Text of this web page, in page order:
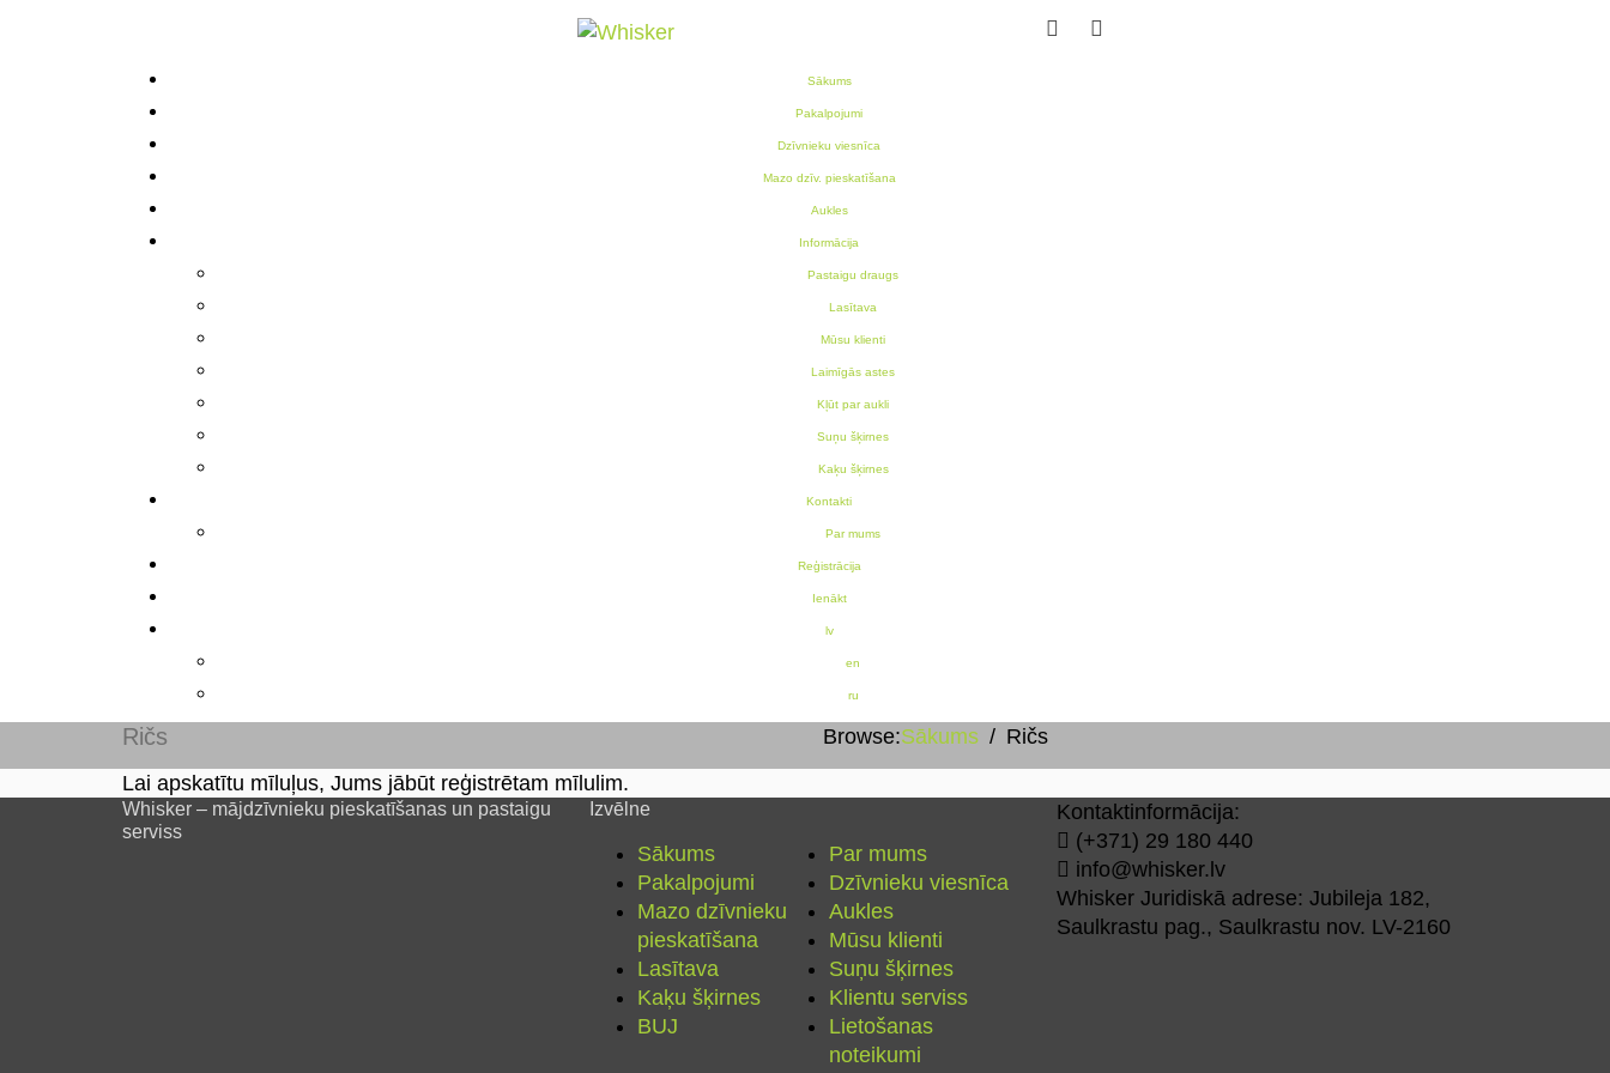
Sākums
Pakalpojumi
Dzīvnieku viesnīca
Mazo dzīv. pieskatīšana
Aukles
Informācija
Pastaigu draugs
Lasītava
Mūsu klienti
Laimīgās astes
Kļūt par aukli
Suņu šķirnes
Kaķu šķirnes
Kontakti
Par mums
Reģistrācija
Ienākt
lv
en
ru
Ričs Browse:Sākums
Ričs
Lai apskatītu mīluļus, Jums jābūt reģistrētam mīlulim.
Whisker – mājdzīvnieku pieskatīšanas un pastaigu
serviss
Izvēlne
Sākums
Par mums
Pakalpojumi
Dzīvnieku viesnīca
Mazo dzīvnieku
pieskatīšana
Aukles
Mūsu klienti
Lasītava
Suņu šķirnes
Kaķu šķirnes
Klientu serviss
BUJ
Lietošanas
noteikumi
Kontaktinformācija:
(+371) 29 180 440
info@whisker.lv
Whisker Juridiskā adrese: Jubileja 182,
Saulkrastu pag., Saulkrastu nov. LV-2160